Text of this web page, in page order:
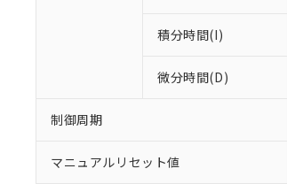
積分時間(I)
微分時間(D)
制御周期
マニュアルリセット値